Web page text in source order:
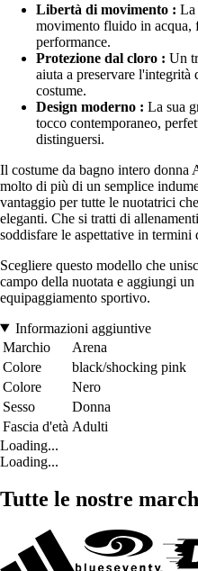
Libertà di movimento : La
movimento fluido in acqua,
performance.
Protezione dal cloro : Un
aiuta a preservare l'integrità
costume.
Design moderno : La sua
tocco contemporaneo,
distinguersi.
Il costume da bagno intero donna
molto di più di un semplice
vantaggio per tutte le nuotatrici
eleganti. Che si tratti di
soddisfare le aspettative in
Scegliere questo modello che
campo della nuotata e aggiungi
equipaggiamento sportivo.
Informazioni aggiuntive
Marchio
Arena
Colore
black/shocking pink
Colore
Nero
Sesso
Donna
Fascia d'età Adulti
Loading...
Loading...
Tutte le nostre